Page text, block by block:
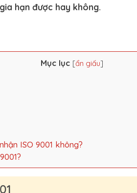
hạn được hay không.
Mục lục [ẩn giấu]
ISO 9001 không?